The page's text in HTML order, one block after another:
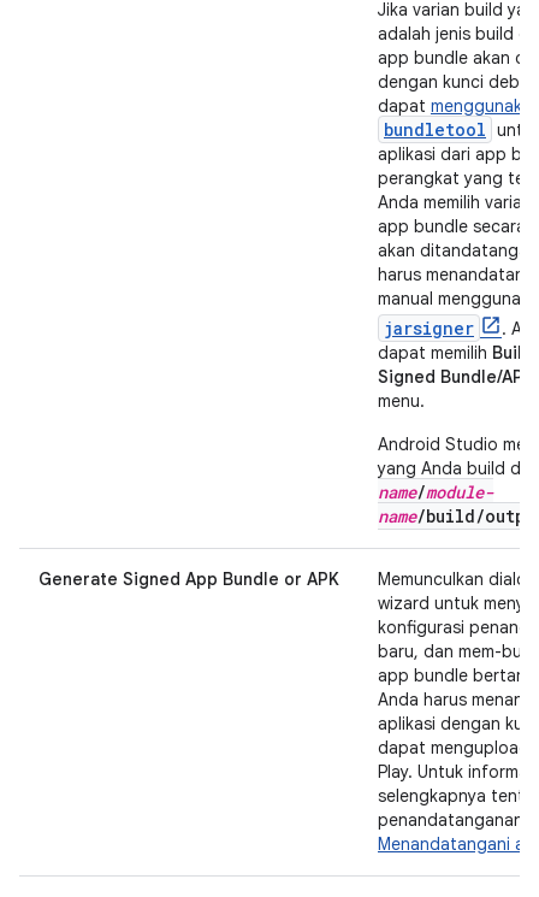
Jika varian build
adalah jenis build
app bundle akan
dengan kunci
dapat
bundletool
aplikasi dari app
perangkat yang
Anda memilih varian
app bundle secara
akan
harus
manual
jarsigner
.
dapat memilih Build
Signed Bundle/APK
menu.
Android Studio
yang Anda build di
name/module-
name/build/
Generate Signed App Bundle or APK
Memunculkan
wizard untuk
konfigurasi
baru, dan mem-
app bundle
Anda harus
aplikasi dengan
dapat
Play. Untuk informasi
selengkapnya
penandatanganan
Menandatangani